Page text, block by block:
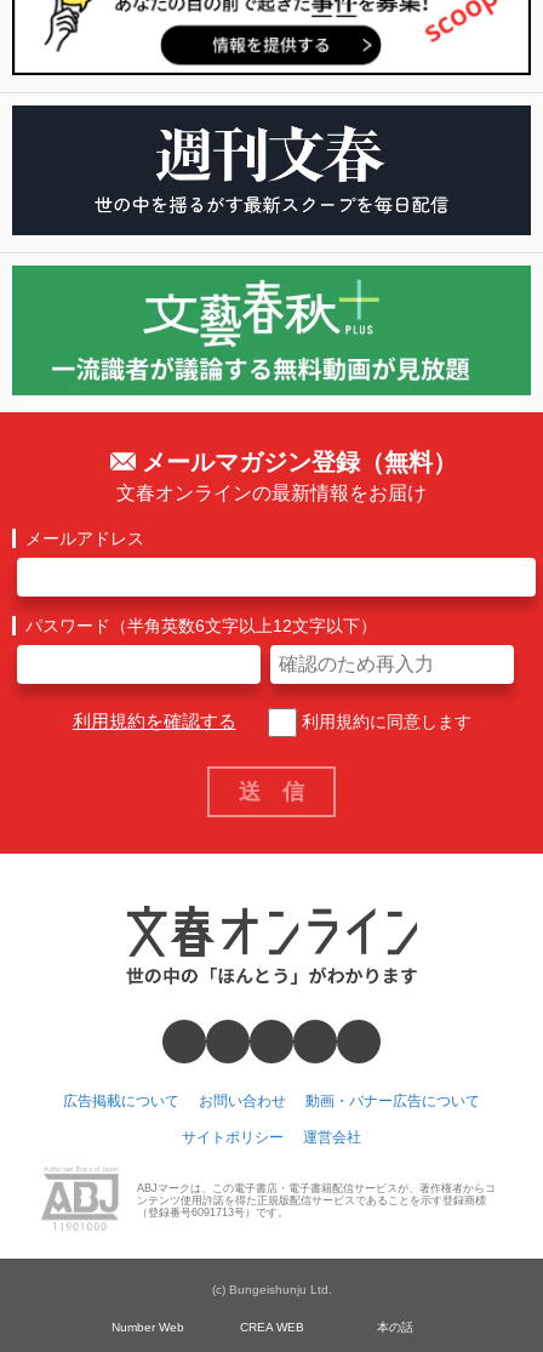
メールマガジン登録（無料）
文春オンラインの最新情報をお届け
メールアドレス
パスワード（半角英数6文字以上12文字以下）
利用規約を確認する 利用規約に同意します
広告掲載について お問い合わせ 動画・バナー広告について
サイトポリシー 運営会社
ABJマークは、この電子書店・電子書籍配信サービスが、著作権者からコ
ンテンツ使用許諾を得た正規版配信サービスであることを示す登録商標
（登録番号6091713号）です。
(c) Bungeishunju Ltd.
Number Web CREA WEB 本の話